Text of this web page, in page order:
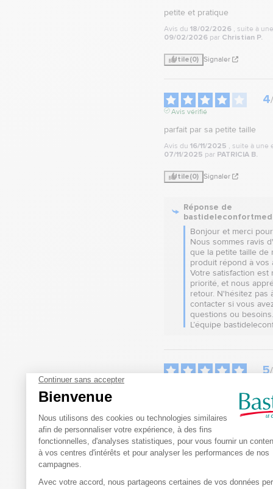
petite et pratique
Avis du 18/02/2026 , suite à
09/02/2026 par Christian P.
Utile(0) Signaler
4/
Avis vérifié
parfait par sa petite taille
Avis du 16/11/2025 , suite à une
07/11/2025 par PATRICIA B.
Utile(0) Signaler
Réponse de
Bonjour et merci
Nous sommes ravis
que la petite taille de
produit répond à vos
Votre satisfaction est
priorité, et nous
retour. N'hésitez pas
contacter si vous
questions ou besoins.
L’équipe
5/
Avis du02/11/2025
24/10/2025 par
Utile(0) Signaler